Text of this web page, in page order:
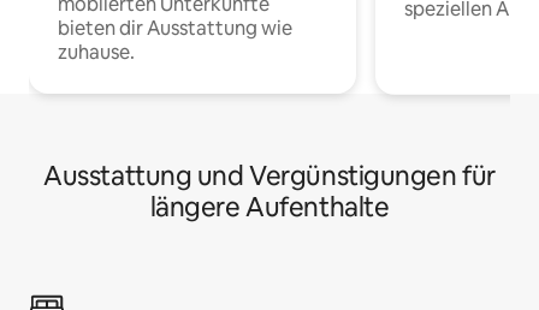
bieten dir Ausstattung wie
zuhause.
speziellen
Ausstattung und Vergünstigungen für
längere Aufenthalte